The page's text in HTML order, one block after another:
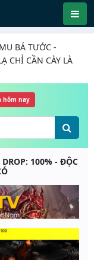
MU BÁ TƯỚC -
CHỈ CẦN CÀY LÀ
hôm nay
100% - ĐỘC